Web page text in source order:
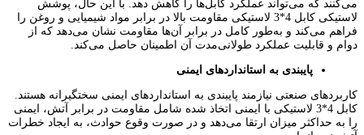
می‌کنند که می‌تواند عملکرد کابل‌ها را کاهش دهد. با این حال، پوشش
لاستیکی کابل 4*3 لاستیکی مقاومت بالا در برابر مواد شیمیایی و روغن را
فراهم می‌کند و به‌طور کامل در برابر آن‌ها مقاومت نشان می‌دهد که از
دوام و قابلیت عملکرد طولانی‌مدت آن اطمینان حاصل می‌کند.
پایبندی به استانداردهای ایمنی
کاربردهای صنعتی نیازمند پایبندی به استانداردهای ایمنی سختگیرانه هستند.
کابل 4*3 لاستیکی با ایمنی اتخاذ شده شامل مقاومت در برابر آتش، ایمنی
را به حداکثر میزان ارتقا می‌دهد و در صورت وقوع حوادث، به ایجاد خطرات